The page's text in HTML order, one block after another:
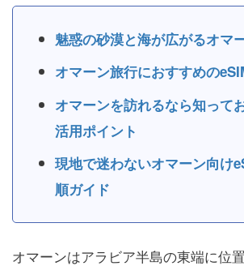
魅惑の砂漠と海が広がるオマ
オマーン旅行におすすめの
オマーンを訪れるなら知って
活用ポイント
現地で迷わないオマーン向け
順ガイド
オマーンはアラビア半島の東端に位